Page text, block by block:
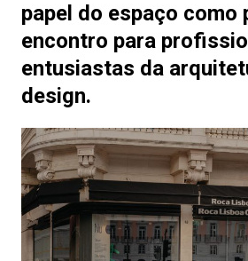
papel do espaço como
encontro para
entusiastas da
design.